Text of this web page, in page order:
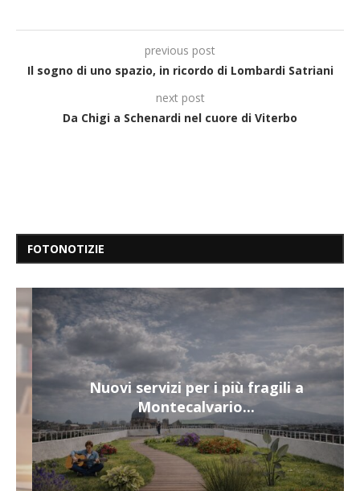
previous post
Il sogno di uno spazio, in ricordo di Lombardi Satriani
next post
Da Chigi a Schenardi nel cuore di Viterbo
FOTONOTIZIE
Nuovi servizi per i più fragili a
Montecalvario...